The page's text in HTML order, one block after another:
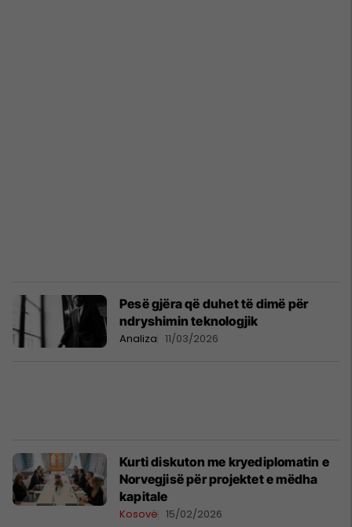
Pesë gjëra që duhet të dimë për
ndryshimin teknologjik
Analiza 11/03/2026
Kurti diskuton me kryediplomatin e
Norvegjisë për projektet e mëdha
kapitale
Kosovë 15/02/2026